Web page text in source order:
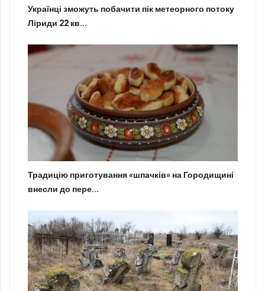
Українці зможуть побачити пік метеорного потоку
Ліриди 22 кв...
Традицію приготування «шпачків» на Городищині
внесли до пере...